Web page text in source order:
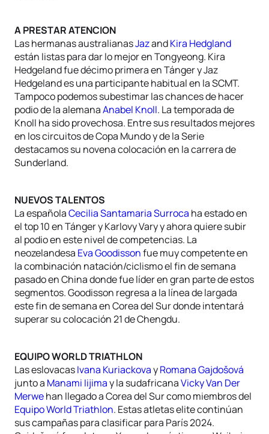
A PRESTAR ATENCION
Las hermanas australianasJazandKira Hedgland
están listas para dar lo mejor en Tongyeong. Kira
Hedgeland fue décimo primera en Tánger y Jaz
Hedgeland es una participante habitual en la SCMT.
Tampoco podemos subestimar las chances de hacer
podio de la alemanaAnabel Knoll. La temporada de
Knoll ha sido provechosa. Entre sus resultados mejores
en los circuitos de Copa Mundo y de la Serie
destacamos su novena colocación en la carrera de
Sunderland.
NUEVOS TALENTOS
La españolaCecilia Santamaria Surroca ha estado en
el top 10 en Tánger y Karlovy Vary y ahora quiere subir
al podio en este nivel de competencias. La
neozelandesa Eva Goodissonfue muy competente en
la combinación natación/ciclismo el fin de semana
pasado en China donde fue líder en gran parte de estos
segmentos. Goodisson regresa a la línea de largada
este fin de semana en Corea del Sur donde intentará
superar su colocación 21 de Chengdu.
EQUIPO WORLD TRIATHLON
Las eslovacasIvana KuriackovayRomana Gajdošová
junto a Manami Iijimay la sudafricanaVicky Van Der
Merwehan llegado a Corea del Sur como miembros del
Equipo World Triathlon. Estas atletas elite continúan
sus campañas para clasificar para París 2024.